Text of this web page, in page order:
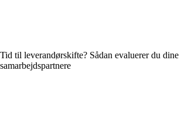
Tid til leverandørskifte? Sådan evaluerer du
samarbejdspartnere